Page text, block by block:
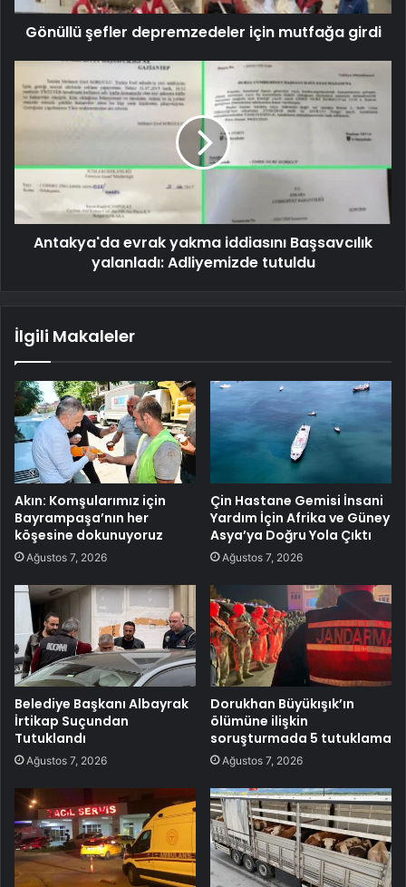
Gönüllü şefler depremzedeler için mutfağa girdi
Antakya'da evrak yakma iddiasını Başsavcılık
yalanladı: Adliyemizde tutuldu
İlgili Makaleler
Akın: Komşularımız için
Bayrampaşa’nın her
köşesine dokunuyoruz
Ağustos 7, 2026
Çin Hastane Gemisi İnsani
Yardım İçin Afrika ve Güney
Asya’ya Doğru Yola Çıktı
Ağustos 7, 2026
Belediye Başkanı Albayrak
İrtikap Suçundan
Tutuklandı
Ağustos 7, 2026
Dorukhan Büyükışık’ın
ölümüne ilişkin
soruşturmada 5 tutuklama
Ağustos 7, 2026